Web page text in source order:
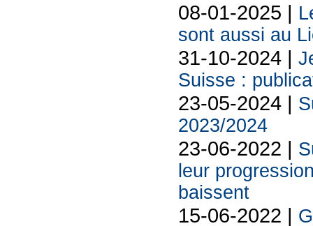
08-01-2025 |
sont aussi au
31-10-2024 |
Suisse :
23-05-2024 |
2023/2024
23-06-2022 |
leur
baissent
15-06-2022 |